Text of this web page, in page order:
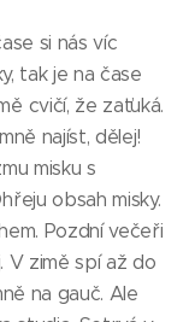
si nás víc
tak je na čase
cvičí, že zaťuká.
najíst, dělej!
misku s
obsah misky.
Pozdní večeři
V zimě spí až do
na gauč. Ale